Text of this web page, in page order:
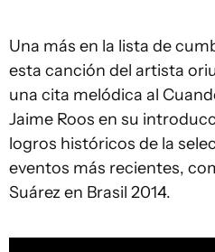
Una más en la lista de
esta canción del artista
una cita melódica al
Jaime Roos en su
logros históricos de la
eventos más recientes,
Suárez en Brasil 2014.